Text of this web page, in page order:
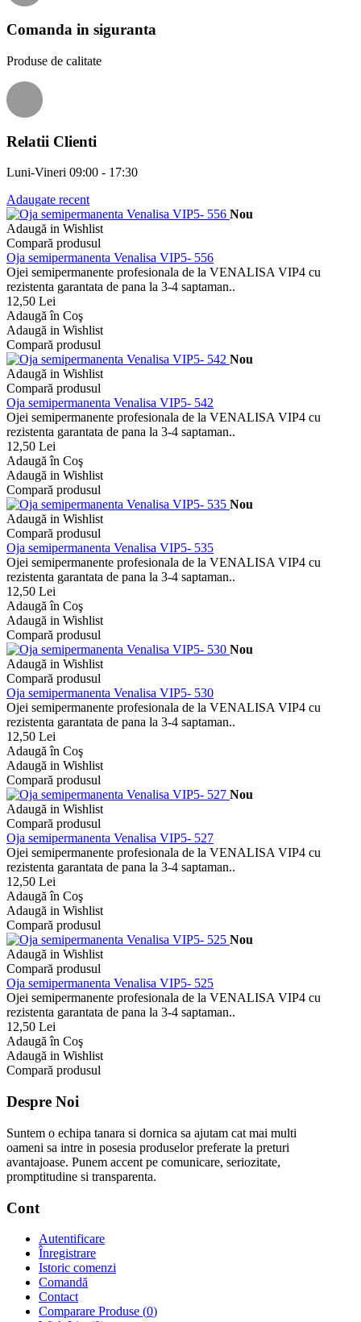
Comanda in siguranta
Produse de calitate
Relatii Clienti
Luni-Vineri 09:00 - 17:30
Adaugate recent
Nou
Adaugă in Wishlist
Compară produsul
Oja semipermanenta Venalisa VIP5- 556
Ojei semipermanente profesionala de la VENALISA VIP4 cu
rezistenta garantata de pana la 3-4 saptaman..
12,50 Lei
Adaugă în Coş
Adaugă in Wishlist
Compară produsul
Nou
Adaugă in Wishlist
Compară produsul
Oja semipermanenta Venalisa VIP5- 542
Ojei semipermanente profesionala de la VENALISA VIP4 cu
rezistenta garantata de pana la 3-4 saptaman..
12,50 Lei
Adaugă în Coş
Adaugă in Wishlist
Compară produsul
Nou
Adaugă in Wishlist
Compară produsul
Oja semipermanenta Venalisa VIP5- 535
Ojei semipermanente profesionala de la VENALISA VIP4 cu
rezistenta garantata de pana la 3-4 saptaman..
12,50 Lei
Adaugă în Coş
Adaugă in Wishlist
Compară produsul
Nou
Adaugă in Wishlist
Compară produsul
Oja semipermanenta Venalisa VIP5- 530
Ojei semipermanente profesionala de la VENALISA VIP4 cu
rezistenta garantata de pana la 3-4 saptaman..
12,50 Lei
Adaugă în Coş
Adaugă in Wishlist
Compară produsul
Nou
Adaugă in Wishlist
Compară produsul
Oja semipermanenta Venalisa VIP5- 527
Ojei semipermanente profesionala de la VENALISA VIP4 cu
rezistenta garantata de pana la 3-4 saptaman..
12,50 Lei
Adaugă în Coş
Adaugă in Wishlist
Compară produsul
Nou
Adaugă in Wishlist
Compară produsul
Oja semipermanenta Venalisa VIP5- 525
Ojei semipermanente profesionala de la VENALISA VIP4 cu
rezistenta garantata de pana la 3-4 saptaman..
12,50 Lei
Adaugă în Coş
Adaugă in Wishlist
Compară produsul
Despre Noi
Suntem o echipa tanara si dornica sa ajutam cat mai multi
oameni sa intre in posesia produselor preferate la preturi
avantajoase. Punem accent pe comunicare, seriozitate,
promptitudine si transparenta.
Cont
Autentificare
Înregistrare
Istoric comenzi
Comandă
Contact
Comparare Produse (0)